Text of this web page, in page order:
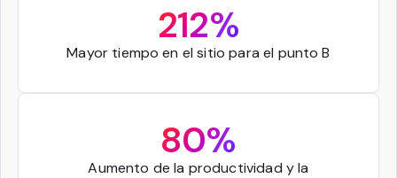
212%
Mayor tiempo en el sitio para el punto B
80%
Aumento de la productividad y la